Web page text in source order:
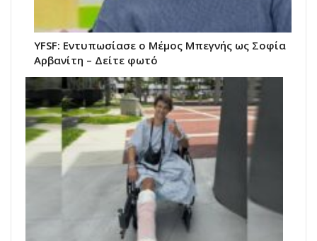
YFSF: Εντυπωσίασε ο Μέμος Μπεγνής ως Σοφία
Αρβανίτη – Δείτε φωτό